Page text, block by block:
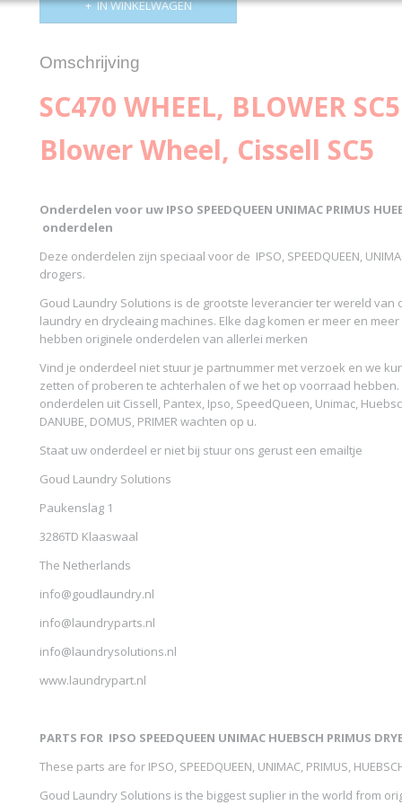
IN WINKELWAGEN
Omschrijving
SC470 WHEEL, BLOWER
Blower Wheel, Cissell SC5
Onderdelen voor uw IPSO SPEEDQUEEN UNIMAC PRIMUS
onderdelen
Deze onderdelen zijn speciaal voor de IPSO, SPEEDQUEEN,
drogers.
Goud Laundry Solutions is de grootste leverancier ter wereld van
laundry en drycleaing machines. Elke dag komen er meer en
hebben originele onderdelen van allerlei merken
Vind je onderdeel niet stuur je partnummer met verzoek en we
zetten of proberen te achterhalen of we het op voorraad hebben.
onderdelen uit Cissell, Pantex, Ipso, SpeedQueen, Unimac,
DANUBE, DOMUS, PRIMER wachten op u.
Staat uw onderdeel er niet bij stuur ons gerust een emailtje
Goud Laundry Solutions
Paukenslag 1
3286TD Klaaswaal
The Netherlands
info@goudlaundry.nl
info@laundryparts.nl
info@laundrysolutions.nl
www.laundrypart.nl
PARTS FOR IPSO SPEEDQUEEN UNIMAC HUEBSCH PRIMUS
These parts are for IPSO, SPEEDQUEEN, UNIMAC, PRIMUS,
Goud Laundry Solutions is the biggest suplier in the world from